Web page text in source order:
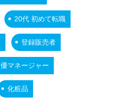
20代 初めて転職
登録販売者
マネージャー
化粧品